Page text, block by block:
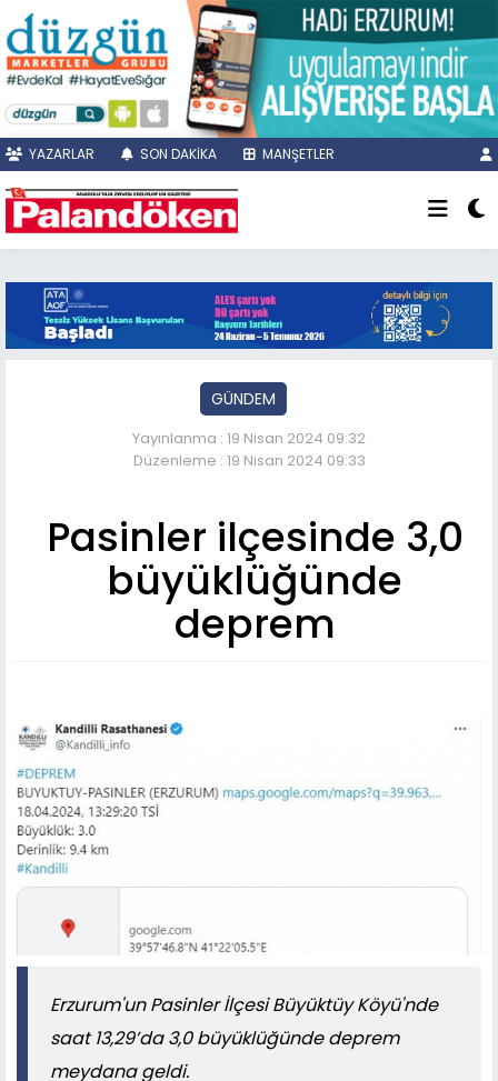
YAZARLAR SON DAKİKA MANŞETLER
GÜNDEM
Yayınlanma : 19 Nisan 2024 09:32
Düzenleme : 19 Nisan 2024 09:33
Pasinler ilçesinde 3,0
büyüklüğünde
deprem
Erzurum'un Pasinler İlçesi Büyüktüy Köyü'nde
saat 13,29’da 3,0 büyüklüğünde deprem
meydana geldi.